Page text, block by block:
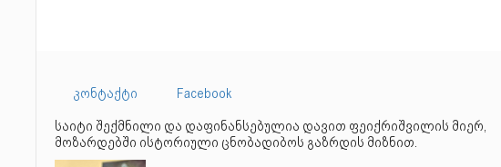
კონტაქტი
Facebook
საიტი შექმნილი და დაფინანსებულია დავით ფეიქრიშვილის მიერ,
მოზარდებში ისტორიული ცნობადიბოს გაზრდის მიზნით.